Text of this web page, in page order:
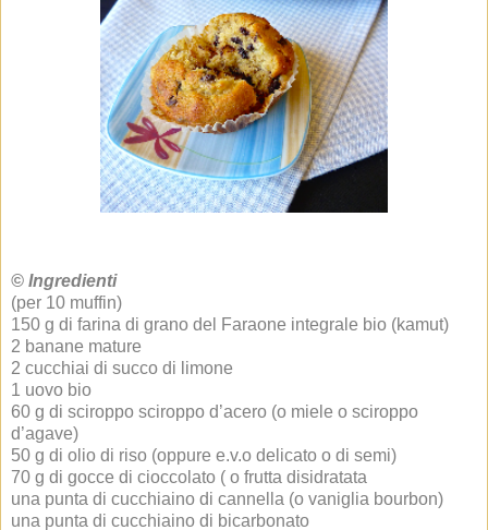
© Ingredienti
(per 10 muffin)
150 g di farina di grano del Faraone integrale bio (kamut)
2 banane mature
2 cucchiai di succo di limone
1 uovo bio
60 g di sciroppo sciroppo d’acero (o miele o sciroppo
d’agave)
50 g di olio di riso (oppure e.v.o delicato o di semi)
70 g di gocce di cioccolato ( o frutta disidratata
una punta di cucchiaino di cannella (o vaniglia bourbon)
una punta di cucchiaino di bicarbonato